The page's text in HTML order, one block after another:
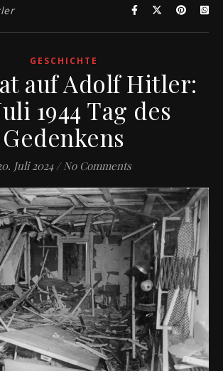
GESCHICHTE
auf Adolf Hitler:
1944 Tag des
Gedenkens
Juli 2024 / No Comments